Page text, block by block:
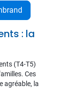
: la
(T4-T5)
Ces
agréable, la